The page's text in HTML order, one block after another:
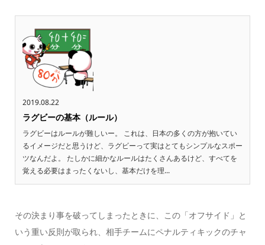
2019.08.22
ラグビーの基本（ルール）
ラグビーはルールが難しいー。 これは、日本の多くの方が抱いてい
るイメージだと思うけど、ラグビーって実はとてもシンプルなスポー
ツなんだよ。 たしかに細かなルールはたくさんあるけど、すべてを
覚える必要はまったくないし、基本だけを理...
その決まり事を破ってしまったときに、この「オフサイド」と
いう重い反則が取られ、相手チームにペナルティキックのチャ